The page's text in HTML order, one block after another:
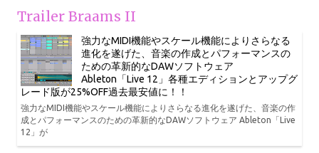
Trailer Braams II
強力なMIDI機能やスケール機能によりさらなる
進化を遂げた、音楽の作成とパフォーマンスの
ための革新的なDAWソフトウェア
Ableton「Live 12」各種エディションとアップグ
レード版が25%OFF過去最安値に！！
強力なMIDI機能やスケール機能によりさらなる進化を遂げた、音楽の作
成とパフォーマンスのための革新的なDAWソフトウェア Ableton「Live
12」が